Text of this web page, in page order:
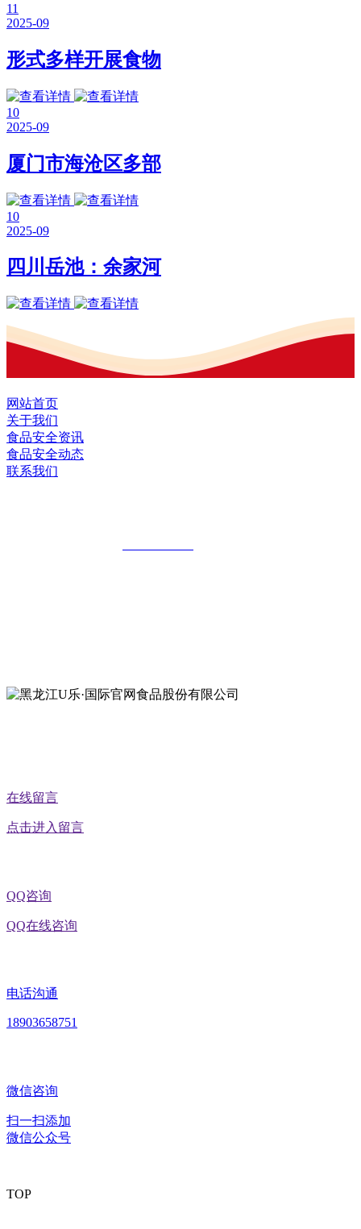
11
2025-09
形式多样开展食物
10
2025-09
厦门市海沧区多部
10
2025-09
四川岳池：余家河
网站首页
关于我们
食品安全资讯
食品安全动态
联系我们
在线留言
点击进入留言
QQ咨询
QQ在线咨询
电话沟通
18903658751
微信咨询
扫一扫添加
微信公众号
TOP